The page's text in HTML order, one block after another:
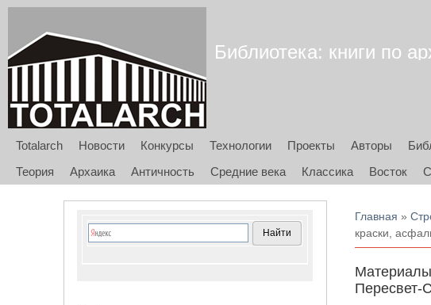
Библиотека: книги по
Totalarch Новости Конкурсы Технологии Проекты Авторы
Теория
Архаика Античность Средние века Классика Восток
Вы здесь
Главная »
краски,
Материалы
Пересвет-